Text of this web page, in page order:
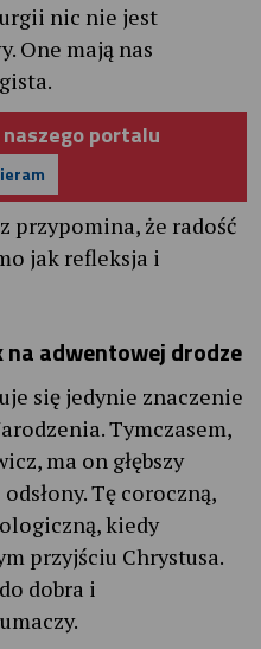
nic nie jest
One mają nas
portalu
przypomina, że radość
jak refleksja i
adwentowej drodze
się jedynie znaczenie
Tymczasem,
ma on głębszy
Tę coroczną,
kiedy
przyjściu Chrystusa.
dobra i